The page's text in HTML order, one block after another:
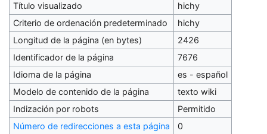
Título visualizado
hichy
Criterio de ordenación predeterminado
hichy
Longitud de la página (en bytes)
2426
Identificador de la página
7676
Idioma de la página
es - español
Modelo de contenido de la página
texto wiki
Indización por robots
Permitido
Número de redirecciones a esta página
0